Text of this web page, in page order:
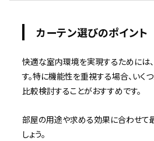
カーテン選びのポイント
快適な室内環境を実現するためには
す。特に機能性を重視する場合、いく
比較検討することがおすすめです。
部屋の用途や求める効果に合わせて
しょう。